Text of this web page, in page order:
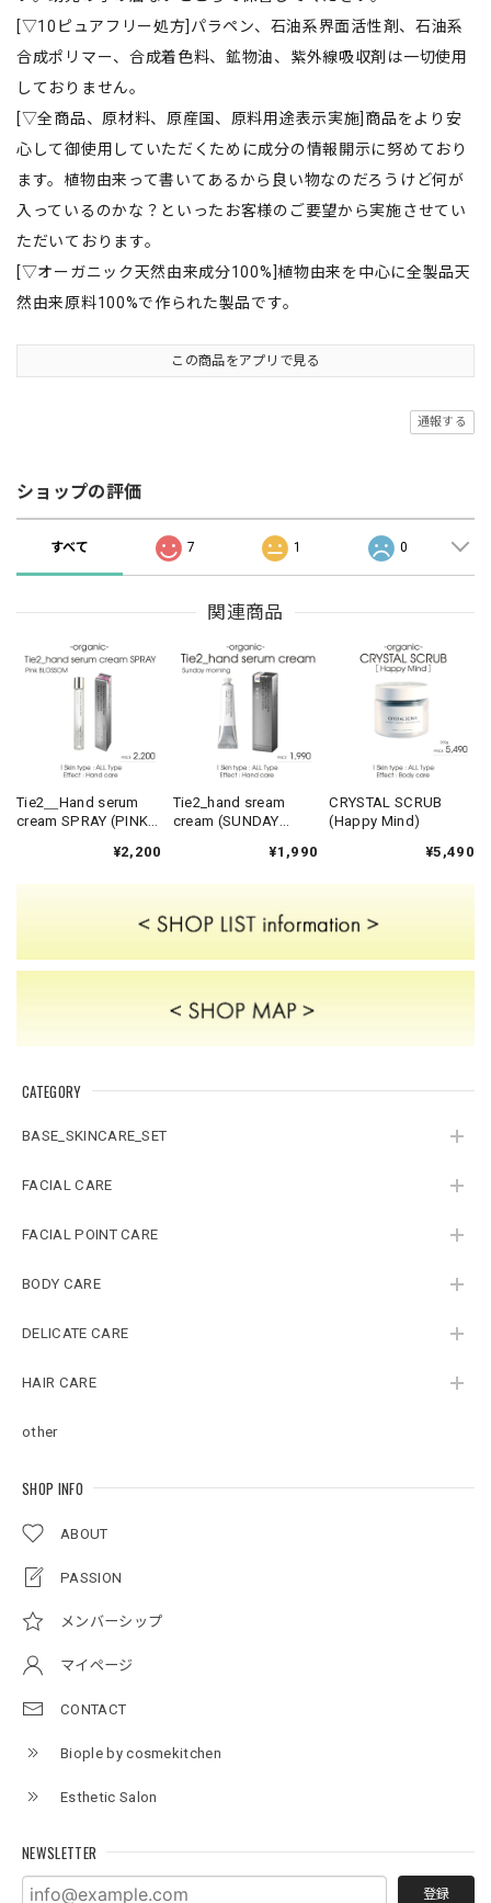
CATEGORY
BASE_SKINCARE_SET
FACIAL CARE
FACIAL POINT CARE
BODY CARE
DELICATE CARE
HAIR CARE
other
SHOP INFO
ABOUT
PASSION
メンバーシップ
マイページ
CONTACT
Biople by cosmekitchen
Esthetic Salon
NEWSLETTER
登録
[▽10ピュアフリー処方]パラペン、石油系界面活性剤、石油系
合成ポリマー、合成着色料、鉱物油、紫外線吸収剤は一切使用
しておりません。
[▽全商品、原材料、原産国、原料用途表示実施]商品をより安
心して御使用していただくために成分の情報開示に努めており
ます。植物由来って書いてあるから良い物なのだろうけど何が
入っているのかな？といったお客様のご要望から実施させてい
ただいております。
[▽オーガニック天然由来成分100%]植物由来を中心に全製品天
然由来原料100%で作られた製品です。
この商品をアプリで見る
通報する
ショップの評価
すべて 7 1 0
関連商品
Tie2＿Hand serum
cream SPRAY (PINK
¥2,200
Tie2_hand sream
cream (SUNDAY
¥1,990
CRYSTAL SCRUB
(Happy Mind)
¥5,490